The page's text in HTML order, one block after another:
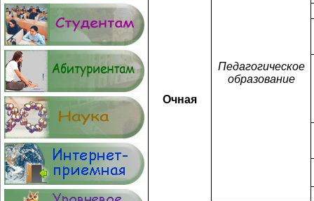
Очная
Педагогическое
образование